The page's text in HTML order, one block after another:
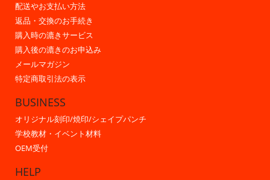
配送やお支払い方法
返品・交換のお手続き
購入時の漉きサービス
購入後の漉きのお申込み
メールマガジン
特定商取引法の表示
BUSINESS
オリジナル刻印/焼印/シェイプパンチ
学校教材・イベント材料
OEM受付
HELP